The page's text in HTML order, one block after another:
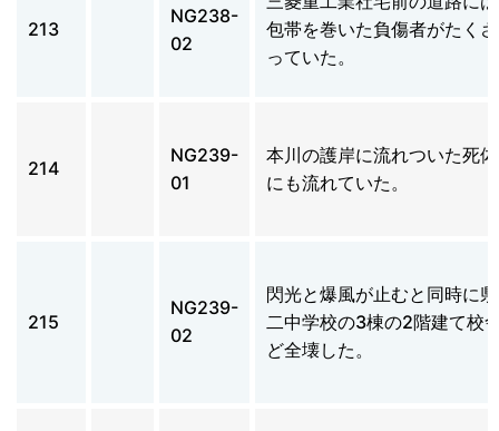
213
NG238-
02
包帯を巻いた負傷者がたく
っていた。
214
NG239-
01
本川の護岸に流れついた死
にも流れていた。
215
NG239-
02
閃光と爆風が止むと同時に
二中学校の3棟の2階建て校
ど全壊した。